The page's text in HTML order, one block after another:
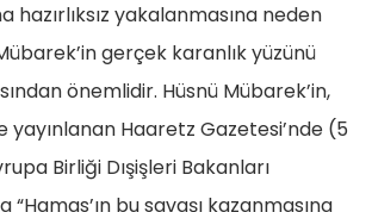
hazırlıksız yakalanmasına neden
gerçek karanlık yüzünü
önemlidir. Hüsnü Mübarek’in,
yayınlanan Haaretz Gazetesi’nde (5
Birliği Dışişleri Bakanları
“Hamas’ın bu savaşı kazanmasına